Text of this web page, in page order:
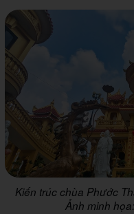
Kiến trúc chùa Phước
Ảnh minh